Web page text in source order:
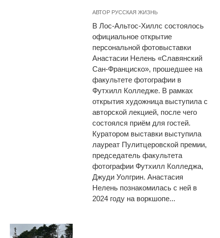
АВТОР РУССКАЯ ЖИЗНЬ
В Лос-Альтос-Хиллс состоялось
официальное открытие
персональной фотовыставки
Анастасии Нелень «Славянский
Сан-Франциско», прошедшее на
факультете фотографии в
Футхилл Колледже. В рамках
открытия художница выступила с
авторской лекцией, после чего
состоялся приём для гостей.
Куратором выставки выступила
лауреат Пулитцеровской премии,
председатель факультета
фотографии Футхилл Колледжа,
Джуди Уолгрин. Анастасия
Нелень познакомилась с ней в
2024 году на воркшопе...